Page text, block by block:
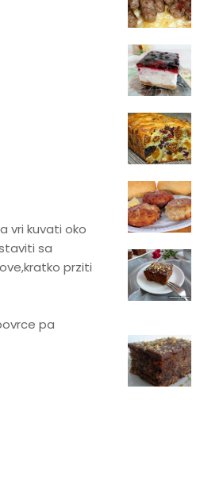
vri kuvati oko
sa
prziti
pa